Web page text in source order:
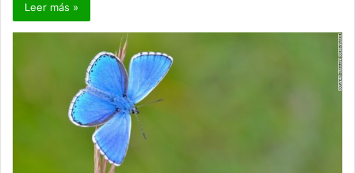
Leer más »